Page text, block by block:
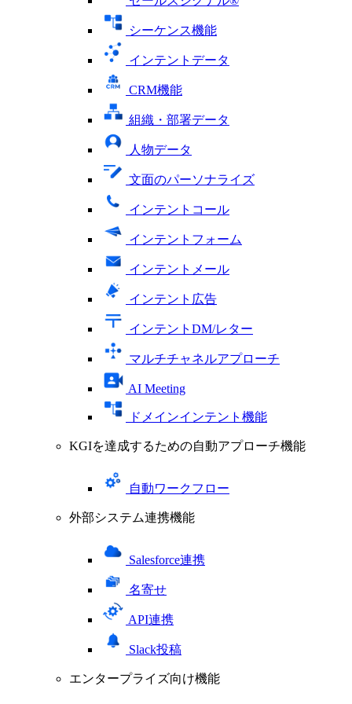
シーケンス機能
インテントデータ
CRM機能
組織・部署データ
人物データ
文面のパーソナライズ
インテントコール
インテントフォーム
インテントメール
インテント広告
インテントDM/レター
マルチチャネルアプローチ
AI Meeting
ドメインインテント機能
KGIを達成するための自動アプローチ機能
自動ワークフロー
外部システム連携機能
Salesforce連携
名寄せ
API連携
Slack投稿
エンタープライズ向け機能